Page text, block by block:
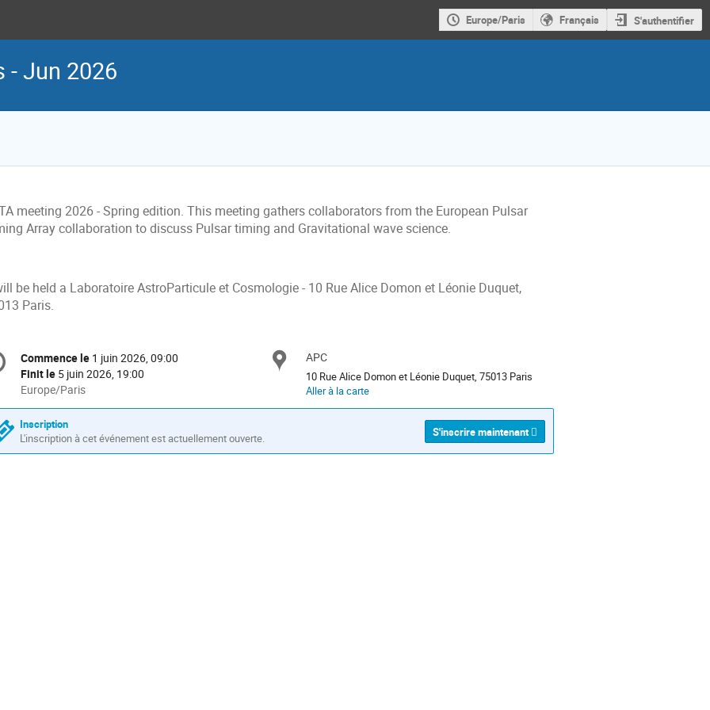
Europe/Paris Français S'authentifier
- Jun 2026
meeting 2026 - Spring edition. This meeting gathers collaborators from the European Pulsar
Array collaboration to discuss Pulsar timing and Gravitational wave science.
be held a Laboratoire AstroParticule et Cosmologie - 10 Rue Alice Domon et Léonie Duquet,
Paris.
Date/Heure
Commence le 1 juin 2026, 09:00
Finit le 5 juin 2026, 19:00
Toutes
les
horaires
sont
en
Europe/Paris
Site
APC
10 Rue Alice Domon et Léonie Duquet, 75013 Paris
Aller à la carte
Inscription
L'inscription à cet événement est actuellement ouverte.
S'inscrire maintenant